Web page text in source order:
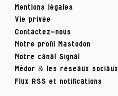
Mentions légales
Vie privée
Contactez-nous
Notre profil Mastodon
Notre canal Signal
Médor & les réseaux sociaux
Flux RSS et notifications